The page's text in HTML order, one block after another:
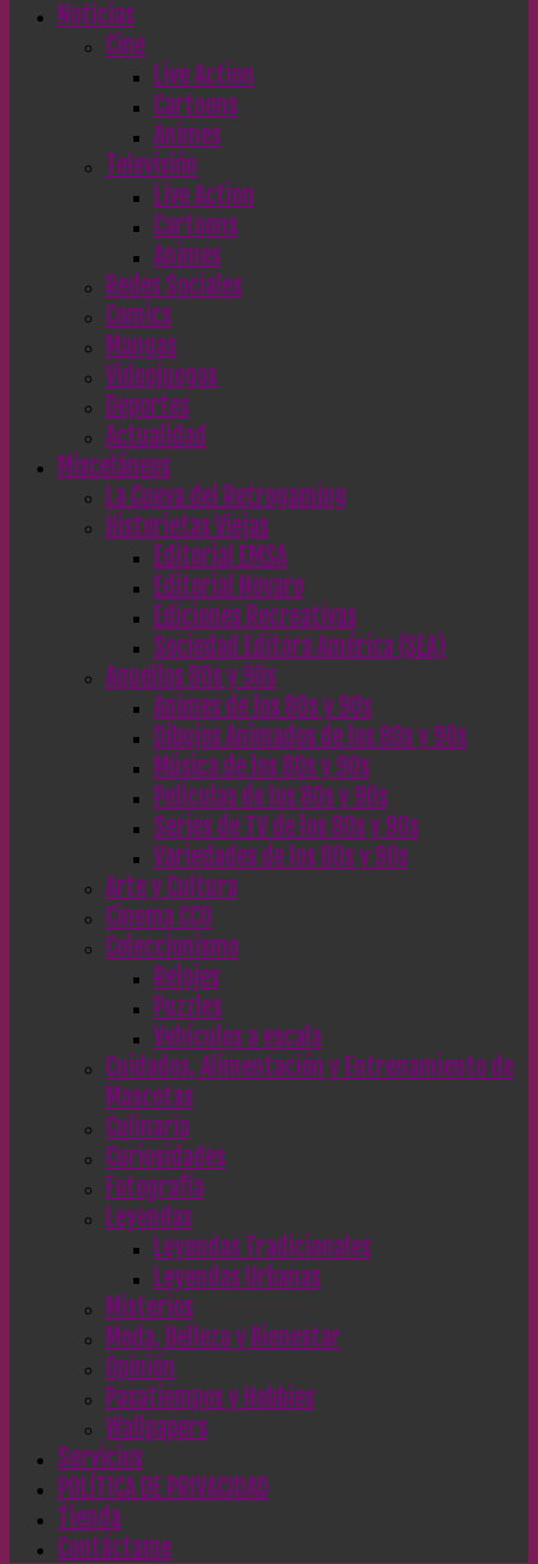
Noticias
Cine
Live Action
Cartoons
Animes
Televisión
Live Action
Cartoons
Animes
Redes Sociales
Comics
Mangas
Videojuegos
Deportes
Actualidad
Misceláneos
La Cueva del Retrogaming
Historietas Viejas
Editorial EMSA
Editorial Novaro
Ediciones Recreativas
Sociedad Editora América (SEA)
Aquellos 80s y 90s
Animes de los 80s y 90s
Dibujos Animados de los 80s y 90s
Música de los 80s y 90s
Películas de los 80s y 90s
Series de TV de los 80s y 90s
Variedades de los 80s y 90s
Arte y Cultura
Cinema CC0
Coleccionismo
Relojes
Puzzles
Vehículos a escala
Cuidados, Alimentación y Entrenamiento de
Mascotas
Culinaria
Curiosidades
Fotografía
Leyendas
Leyendas Tradicionales
Leyendas Urbanas
Misterios
Moda, Belleza y Bienestar
Opinión
Pasatiempos y Hobbies
Wallpapers
Servicios
POLÍTICA DE PRIVACIDAD
Tienda
Contáctame